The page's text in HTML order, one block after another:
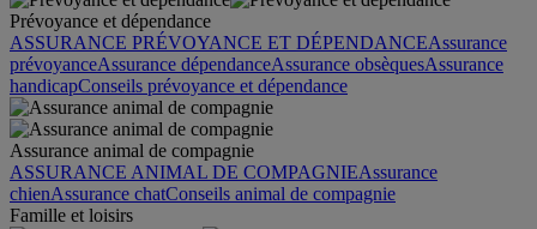
Prévoyance et dépendance
ASSURANCE PRÉVOYANCE ET DÉPENDANCEAssurance
prévoyanceAssurance dépendanceAssurance obsèquesAssurance
handicapConseils prévoyance et dépendance
Assurance animal de compagnie
ASSURANCE ANIMAL DE COMPAGNIEAssurance
chienAssurance chatConseils animal de compagnie
Famille et loisirs